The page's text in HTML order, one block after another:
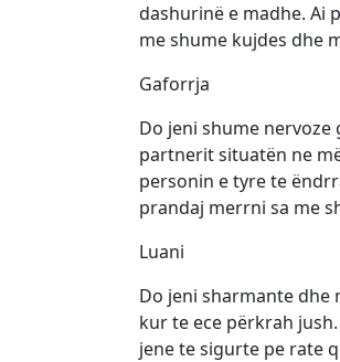
dashurinë e madhe. Ai
me shume kujdes dhe
Gaforrja
Do jeni shume nervoze
partnerit situatën ne
personin e tyre te
prandaj merrni sa me
Luani
Do jeni sharmante dhe
kur te ece përkrah
jene te sigurte pe rate